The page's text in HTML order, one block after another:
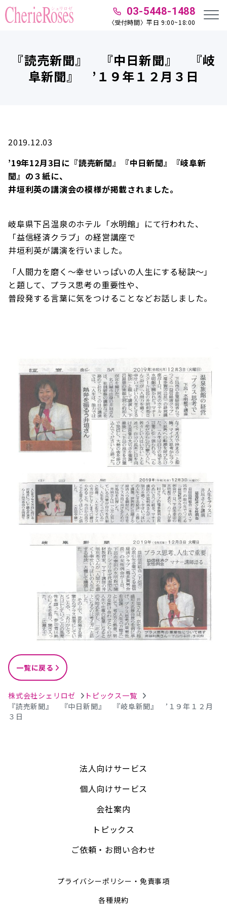
03-5448-1488
〈受付時間〉平日 9:00~18:00
株式会社シェリロゼ
トピックス一覧
『読売新聞』 『中日新聞』 『岐阜新聞』 ’１９年１２月
３日
『読売新聞』 『中日新聞』 『岐
阜新聞』 ’１９年１２月３日
2019.12.03
’19年12月3日に『読売新聞』『中日新聞』『岐阜新
聞』の３紙に、
井垣利英の講演会の模様が掲載されました。
岐阜県下呂温泉のホテル「水明館」にて行われた、
「益信経済クラブ」の経営講座で
井垣利英が講演を行いました。
「人間力を磨く～幸せいっぱいの人生にする秘訣～」
と題して、プラス思考の重要性や、
普段発する言葉に気をつけることなどお話しました。
一覧に戻る
法人向けサービス
個人向けサービス
会社案内
トピックス
ご依頼・お問い合わせ
プライバシーポリシー・免責事項
各種規約